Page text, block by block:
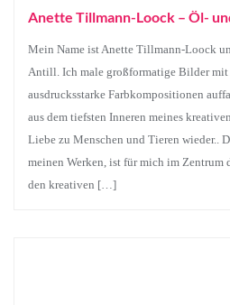
Anette Tillmann-Loock – Öl-
Mein Name ist Anette Tillmann-Loock
Antill. Ich male großformatige Bilder
ausdrucksstarke Farbkompositionen
aus dem tiefsten Inneren meines
Liebe zu Menschen und Tieren wieder..
meinen Werken, ist für mich im Zentrum
den kreativen […]